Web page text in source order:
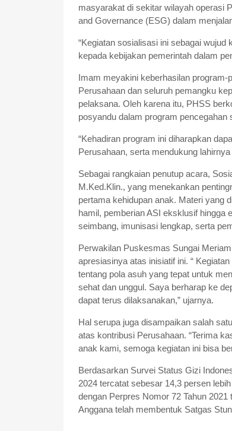
masyarakat di sekitar wilayah operasi
and Governance (ESG) dalam
“Kegiatan sosialisasi ini sebagai
kepada kebijakan pemerintah dalam
Imam meyakini keberhasilan
Perusahaan dan seluruh pemangku
pelaksana. Oleh karena itu, PHSS
posyandu dalam program pencegahan
“Kehadiran program ini diharapkan
Perusahaan, serta mendukung
Sebagai rangkaian penutup acara,
M.Ked.Klin., yang menekankan
pertama kehidupan anak. Materi yang
hamil, pemberian ASI eksklusif hingga
seimbang, imunisasi lengkap, serta
Perwakilan Puskesmas Sungai
apresiasinya atas inisiatif ini. “
tentang pola asuh yang tepat untuk
sehat dan unggul. Saya berharap ke
dapat terus dilaksanakan,” ujarnya.
Hal serupa juga disampaikan salah
atas kontribusi Perusahaan. “Terima
anak kami, semoga kegiatan ini bisa
Berdasarkan Survei Status Gizi
2024 tercatat sebesar 14,3 persen
dengan Perpres Nomor 72 Tahun
Anggana telah membentuk Satgas